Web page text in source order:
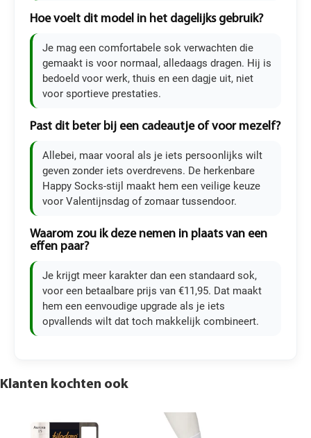
Hoe voelt dit model in het dagelijks gebruik?
Je mag een comfortabele sok verwachten die
gemaakt is voor normaal, alledaags dragen. Hij is
bedoeld voor werk, thuis en een dagje uit, niet
voor sportieve prestaties.
Past dit beter bij een cadeautje of voor mezelf?
Allebei, maar vooral als je iets persoonlijks wilt
geven zonder iets overdrevens. De herkenbare
Happy Socks-stijl maakt hem een veilige keuze
voor Valentijnsdag of zomaar tussendoor.
Waarom zou ik deze nemen in plaats van een
effen paar?
Je krijgt meer karakter dan een standaard sok,
voor een betaalbare prijs van €11,95. Dat maakt
hem een eenvoudige upgrade als je iets
opvallends wilt dat toch makkelijk combineert.
Klanten kochten ook